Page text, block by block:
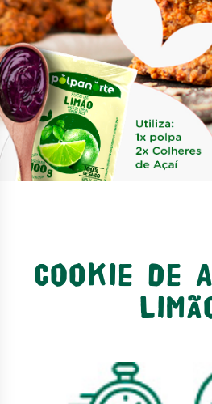
Cookie de